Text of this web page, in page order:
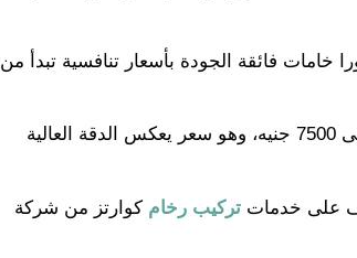
خامات فائقة الجودة بأسعار تنافسية تبدأ من
للأنواع الفاخرة مثل الأسباني إلى 7500 جنيه، وهو سعر يعكس الدقة العالية
على خدمات تركيب رخام كوارتز من شركة